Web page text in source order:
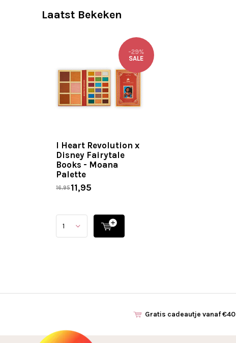
Laatst Bekeken
I Heart Revolution x
Disney Fairytale
Books - Moana
Palette
-29%
SALE
16,9511,95
Gratis cadeautje vanaf €40